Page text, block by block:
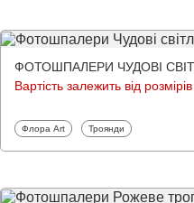
ФОТОШПАЛЕРИ ЧУДОВІ
Вартість залежить від розмірів
Фотошпалери
Флора Art Фотошпалери
Троянди